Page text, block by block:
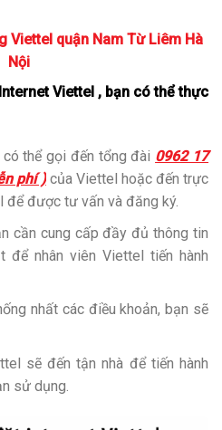
Viettel quận Nam Từ Liêm Hà
Nội
Viettel , bạn có thể thực
có thể gọi đến tổng đài 0962 17
phí ) của Viettel hoặc đến trực
để được tư vấn và đăng ký.
cần cung cấp đầy đủ thông tin
để nhân viên Viettel tiến hành
nhất các điều khoản, bạn sẽ
sẽ đến tận nhà để tiến hành
sử dụng.